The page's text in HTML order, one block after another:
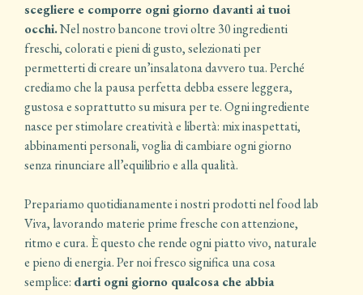
scegliere e comporre ogni giorno davanti ai tuoi
occhi.Nel nostro bancone trovi oltre 30 ingredienti
freschi, colorati e pieni di gusto, selezionati per
permetterti di creare un’insalatona davvero tua. Perché
crediamo che la pausa perfetta debba essere leggera,
gustosa e soprattutto su misura per te. Ogni ingrediente
nasce per stimolare creatività e libertà: mix inaspettati,
abbinamenti personali, voglia di cambiare ogni giorno
senza rinunciare all’equilibrio e alla qualità.
Prepariamo quotidianamente i nostri prodotti nel food lab
Viva, lavorando materie prime fresche con attenzione,
ritmo e cura. È questo che rende ogni piatto vivo, naturale
e pieno di energia. Per noi fresco significa una cosa
semplice: darti ogni giorno qualcosa che abbia